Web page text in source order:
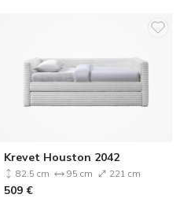
Krevet Houston 2042
82.5 cm 95 cm 221 cm
509 €